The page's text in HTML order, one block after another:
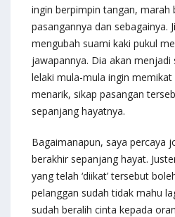
ingin berpimpin tangan, marah
pasangannya dan sebagainya.
mengubah suami kaki pukul
jawapannya. Dia akan
lelaki mula-mula ingin memikat
menarik, sikap pasangan
sepanjang hayatnya.
Bagaimanapun, saya percaya
berakhir sepanjang hayat.
yang telah ‘diikat’ tersebut
pelanggan sudah tidak mahu
sudah beralih cinta kepada